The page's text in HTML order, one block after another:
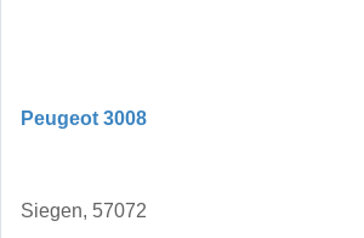
Peugeot 3008
Siegen, 57072